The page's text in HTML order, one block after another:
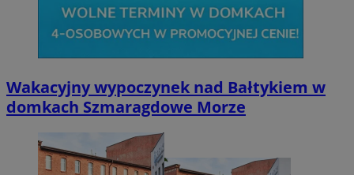
Wakacyjny wypoczynek nad Bałtykiem w
domkach Szmaragdowe Morze